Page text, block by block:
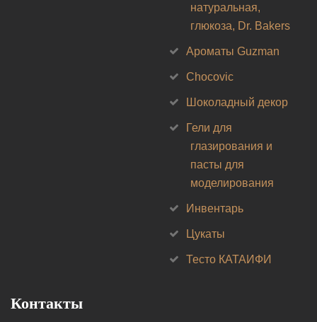
натуральная,
глюкоза, Dr. Bakers
Ароматы Guzman
Chocovic
Шоколадный декор
Гели для
глазирования и
пасты для
моделирования
Инвентарь
Цукаты
Тесто КАТАИФИ
Контакты